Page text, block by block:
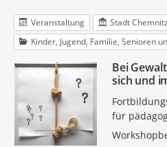
Veranstaltung
Stadt Chemnitz
Kinder, Jugend, Familie, Senioren
Bei
sich und
für